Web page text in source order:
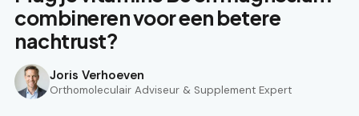
combineren voor een betere
nachtrust?
Joris Verhoeven
Orthomoleculair Adviseur & Supplement Expert